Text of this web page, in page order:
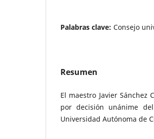
Palabras clave: Consejo
Resumen
El maestro Javier
por decisión unánime
Universidad Autónoma de